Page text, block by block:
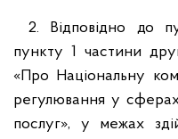
2. Відповідно до
пункту 1 частини
«Про Національну
регулювання у
послуг», у межах